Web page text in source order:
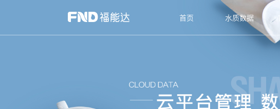
首页 水质数据